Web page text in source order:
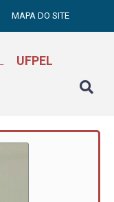
MAPA DO SITE
UFPEL